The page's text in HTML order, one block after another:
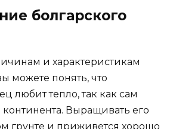
болгарского
и характеристикам
можете понять, что
любит тепло, так как сам
континента. Выращивать его
грунте и приживется хорошо